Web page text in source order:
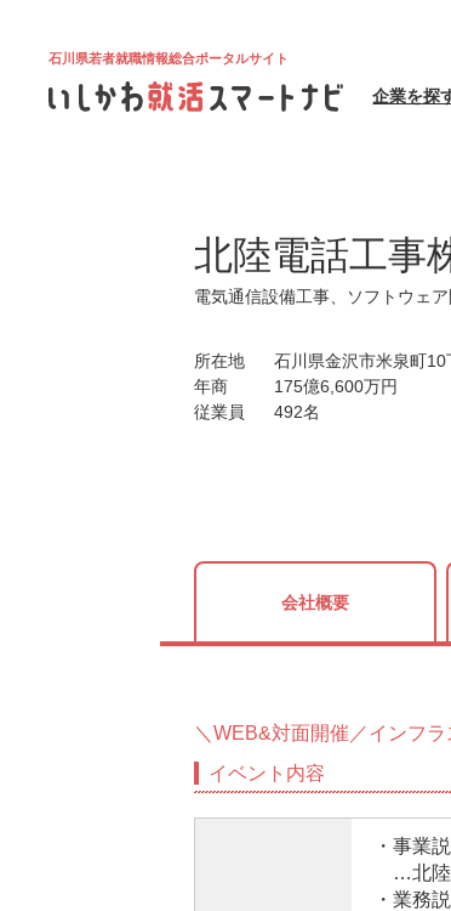
石川県若者就職情報総合ポータルサイト
企業を探
北陸電話工事
電気通信設備工事、ソフトウェ
所在地
石川県金沢市米泉町
年商
175億6,600万円
従業員
492名
会社概要
＼WEB&対面開催／インフ
イベント内容
・事業
…北陸"
・業務